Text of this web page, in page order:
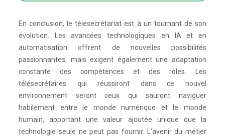
En conclusion, le télésecrétariat est à un tournant de son
évolution. Les avancées technologiques en IA et en
automatisation offrent de nouvelles possibilités
passionnantes, mais exigent également une adaptation
constante des compétences et des rôles. Les
télésecrétaires qui réussiront dans ce nouvel
environnement seront ceux qui sauront naviguer
habilement entre le monde numérique et le monde
humain, apportant une valeur ajoutée unique que la
technologie seule ne peut pas fournir. L’avenir du métier